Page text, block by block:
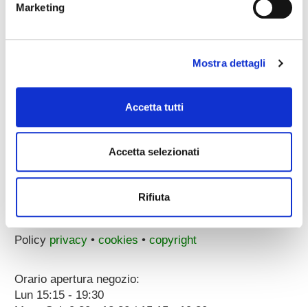
Marketing
Mostra dettagli
Accetta tutti
Accetta selezionati
Rifiuta
email pec:
37122 Verona (ITALY)
a 100 metri dal Parcheggio Arena
Dati societari
Policy privacy• cookies • copyright
Orario apertura negozio:
Lun 15:15 - 19:30